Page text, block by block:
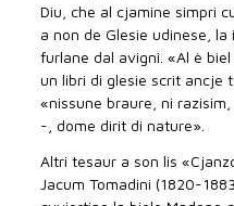
Diu, che al cjamine simpri
a non de Glesie udinese,
furlane dal avignî. «Al è
un libri di glesie scrit ancje
«nissune braure, ni
-, dome dirit di nature».
Altri tesaur a son lis
Jacum Tomadini (1820-